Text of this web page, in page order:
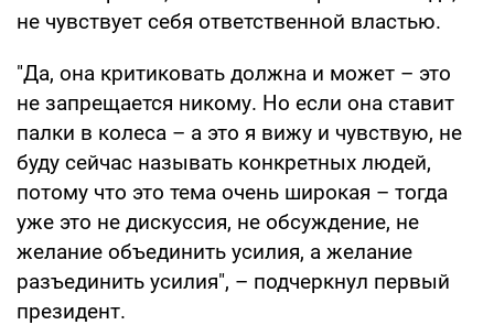
не чувствует себя ответственной властью.
"Да, она критиковать должна и может – это
не запрещается никому. Но если она ставит
палки в колеса – а это я вижу и чувствую, не
буду сейчас называть конкретных людей,
потому что это тема очень широкая – тогда
уже это не дискуссия, не обсуждение, не
желание объединить усилия, а желание
разъединить усилия", – подчеркнул первый
президент.